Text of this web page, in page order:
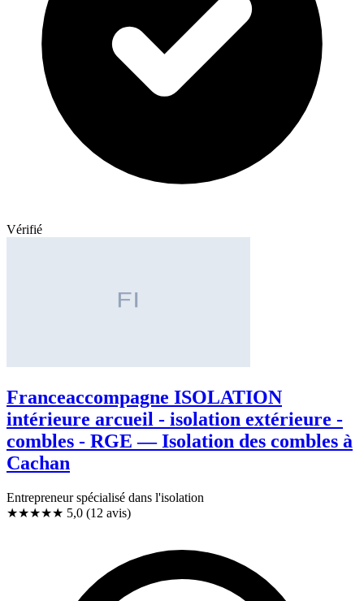
Vérifié
Franceaccompagne ISOLATION
intérieure arcueil - isolation extérieure -
combles - RGE — Isolation des combles à
Cachan
Entrepreneur spécialisé dans l'isolation
★★★★★ 5,0 (12 avis)